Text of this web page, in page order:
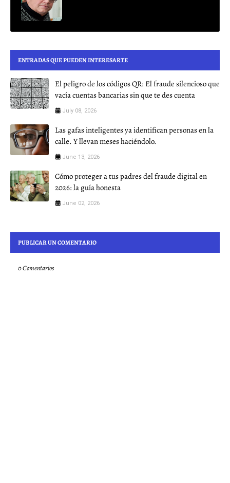
ENTRADAS QUE PUEDEN INTERESARTE
El peligro de los códigos QR: El fraude silencioso que
vacía cuentas bancarias sin que te des cuenta
July 08, 2026
Las gafas inteligentes ya identifican personas en la
calle. Y llevan meses haciéndolo.
June 13, 2026
Cómo proteger a tus padres del fraude digital en
2026: la guía honesta
June 02, 2026
PUBLICAR UN COMENTARIO
0 Comentarios